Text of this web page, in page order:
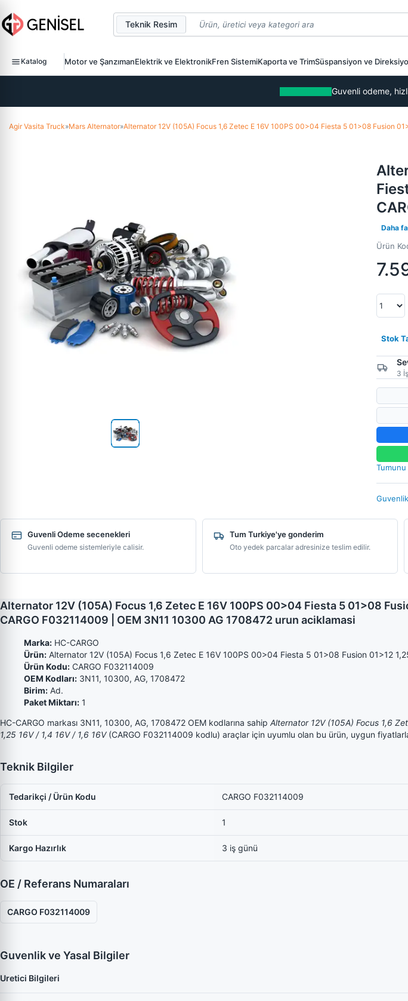
Teknik Resim
Katalog Motor ve ŞanzımanElektrik ve ElektronikFren SistemiKaporta ve TrimSüspansiyon ve
Guvenli odeme,
Agir Vasita Truck»Mars Alternator»Alternator 12V (105A) Focus 1,6 Zetec E 16V 100PS 00>04 Fiesta 5 01>08 Fusion
Daha
Ürün
Stok
3
Guvenli Odeme secenekleri
Guvenli odeme sistemleriyle calisir.
Tum Turkiye'ye gonderim
Oto yedek parcalar adresinize teslim edilir.
Alternator 12V (105A) Focus 1,6 Zetec E 16V 100PS 00>04 Fiesta 5 01>08
CARGO F032114009 | OEM 3N11 10300 AG 1708472 urun aciklamasi
Marka: HC-CARGO
Ürün: Alternator 12V (105A) Focus 1,6 Zetec E 16V 100PS 00>04 Fiesta 5 01>08 Fusion 01>12
Ürün Kodu: CARGO F032114009
OEM Kodları: 3N11, 10300, AG, 1708472
Birim: Ad.
Paket Miktarı: 1
HC-CARGO markası 3N11, 10300, AG, 1708472 OEM kodlarına sahip Alternator 12V (105A) Focus 1,6
1,25 16V / 1,4 16V / 1,6 16V(CARGO F032114009 kodlu) araçlar için uyumlu olan bu ürün, uygun
Teknik Bilgiler
Tedarikçi / Ürün Kodu CARGO F032114009
Stok 1
Kargo Hazırlık 3 iş günü
OE / Referans Numaraları
CARGO F032114009
Guvenlik ve Yasal Bilgiler
Uretici Bilgileri